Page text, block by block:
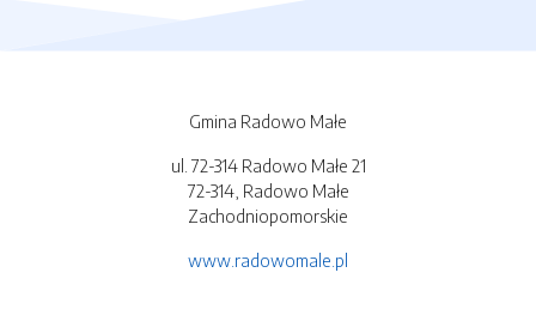
Gmina Radowo Małe
ul. 72-314 Radowo Małe 21
72-314, Radowo Małe
Zachodniopomorskie
www.radowomale.pl